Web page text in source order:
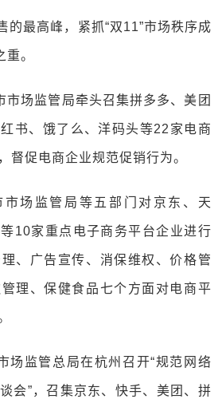
的最高峰，紧抓“双11”市场秩序成
重。
市场监管局牵头召集拼多多、美团
书、饿了么、洋码头等22家电商
督促电商企业规范促销行为。
市场监管局等五部门对京东、天
10家重点电子商务平台企业进行
、广告宣传、消保维权、价格管
理、保健食品七个方面对电商平
场监管总局在杭州召开“规范网络
会”，召集京东、快手、美团、拼